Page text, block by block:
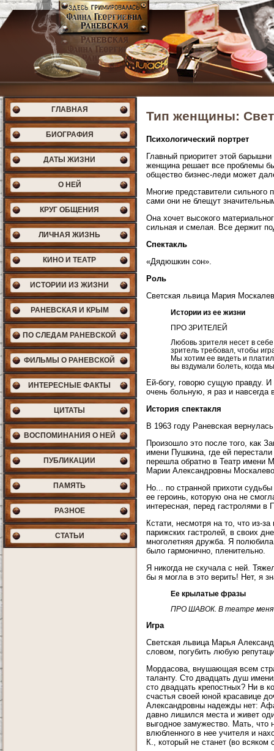
ГЛАВНАЯ
БИОГРАФИЯ
ДАТЫ ЖИЗНИ
О НЕЙ
КРУГ ОБЩЕНИЯ
ЛИЧНАЯ ЖИЗНЬ
КИНО И ТЕАТР
ИСТОРИИ ИЗ ЖИЗНИ
РАНЕВСКАЯ И КРЫМ
ПО СЛЕДАМ РАНЕВСКОЙ
ФИЛЬМЫ О РАНЕВСКОЙ
ИНТЕРЕСНЫЕ ФАКТЫ
ЦИТАТЫ
ВОСПОМИНАНИЯ О НЕЙ
ПУБЛИКАЦИИ
ПАМЯТЬ
РАЗНОЕ
СТАТЬИ
Тип женщины:
Психологический портрет
Главный приоритет этой
женщина решает все проблемы
общество бизнес-леди может
Многие представители
сами они не блещут
Она хочет высокого
сильная и смелая. Все держит
Спектакль
«Дядюшкин сон».
Роль
Светская львица Мария
Истории из ее жизни
ПРО ЗРИТЕЛЕЙ
Любовь зрителя несет в
зритель требовал, чтобы
Мы хотим ее видеть и
вы вздумали болеть, когда
Ей-богу, говорю сущую правду. И
очень больную, я раз и навсегда
История спектакля
В 1963 году Раневская
Произошло это после того, как
имени Пушкина, где ей
перешла обратно в Театр имени
Марии Александровны
Но... по странной прихоти
ее героинь, которую она не
интересная, перед гастролями в
Кстати, несмотря на то, что из-
парижских гастролей, в своих
многолетняя дружба. Я
было гармонично, пленительно.
Я никогда не скучала с ней.
бы я могла в это верить! Нет, я
Ее крылатые фразы
ПРО ШАВОК. В театре меня
Игра
Светская львица Марья
словом, погубить любую
Мордасова, внушающая всем
таланту. Сто двадцать душ
сто двадцать крепостных? Ни в
счастья своей юной красавице
Александровны надежды нет:
давно лишился места и живет
выгодное замужество. Мать, что
влюбленного в нее учителя и
К., который не станет (во